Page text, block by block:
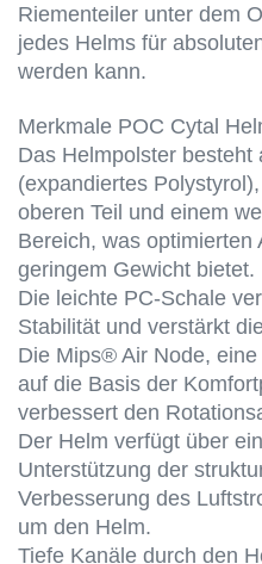
Riementeiler unter dem
jedes Helms für
werden kann.
Merkmale POC Cytal
Das Helmpolster besteht
(expandiertes
oberen Teil und einem
Bereich, was optimierten
geringem Gewicht bietet.
Die leichte PC-Schale
Stabilität und verstärkt
Die Mips® Air Node,
auf die Basis der
verbessert den
Der Helm verfügt über
Unterstützung der
Verbesserung des
um den Helm.
Tiefe Kanäle durch den